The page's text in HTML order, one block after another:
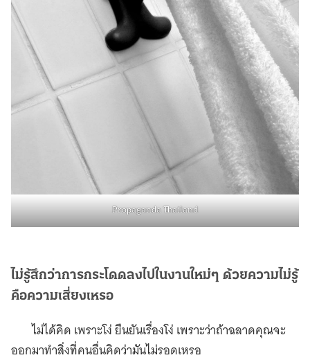
Propaganda Thailand
ไม่รู้สึกว่าการกระโดดลงไปในงานใหม่ๆ ด้วยความไม่รู้
คือความเสี่ยงเหรอ
ไม่ได้คิด เพราะโง่ ยืนยันเรื่องโง่ เพราะว่าถ้าฉลาดคุณจะ
ออกมาทำสิ่งที่คนอื่นคิดว่ามันไม่รอดเหรอ